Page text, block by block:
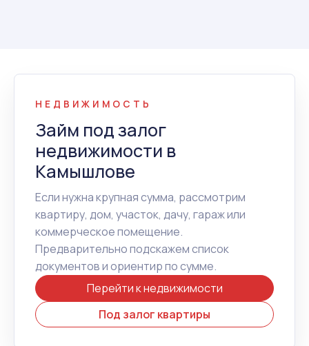
НЕДВИЖИМОСТЬ
Займ под залог
недвижимости в
Камышлове
Если нужна крупная сумма, рассмотрим
квартиру, дом, участок, дачу, гараж или
коммерческое помещение.
Предварительно подскажем список
документов и ориентир по сумме.
Перейти к недвижимости
Под залог квартиры